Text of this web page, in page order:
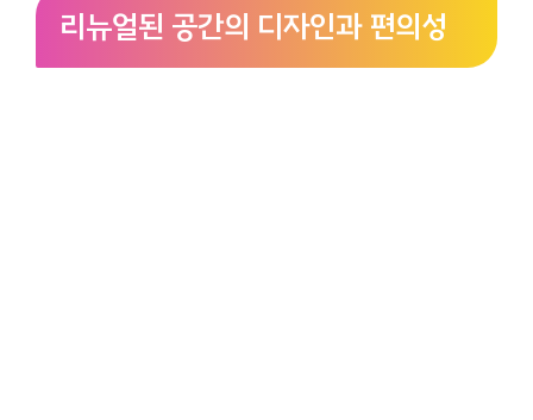
리뉴얼된 공간의 디자인과 편의성